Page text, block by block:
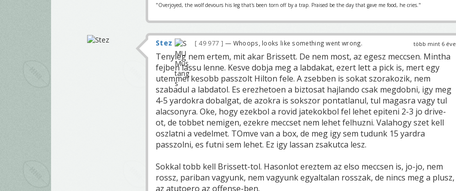
"Overjoyed, the wolf devours his leg that's been torn off by a trap. Praised be the day that gave me food, he cries."
több mint 6 éve
Stez 49 977 — Whoops, looks like something went wrong.
Tenyleg nem ertem, mit akar Brissett. De nem most, az egesz meccsen. Mintha
fejben lassu lenne. Kesve dobja meg a labdakat, ezert lett a pick is, mert egy
utemmel kesobb passzolt Hilton fele. A zsebben is sokat szorakozik, nem
szabadul a labdatol. Es erezhetoen a biztosat hajlando csak megdobni, igy meg
4-5 yardokra dobalgat, de azokra is sokszor pontatlanul, tul magasra vagy tul
alacsonyra. Oke, hogy ezekbol a rovid jatekokbol fel lehet epiteni 2-3 jo drive-
ot, de tobbet nemigen, ezekre meccset nem lehet felhuzni. Valahogy szet kell
oszlatni a vedelmet. TOmve van a box, de meg igy sem tudunk 15 yardra
passzolni, es futni sem lehet. Ez igy lassan zsakutca lesz.
Sokkal tobb kell Brissett-tol. Hasonlot ereztem az elso meccsen is, jo-jo, nem
rossz, pariban vagyunk, nem vagyunk egyaltalan rosszak, de nincs meg a plusz,
az atutoero az offense-ben.